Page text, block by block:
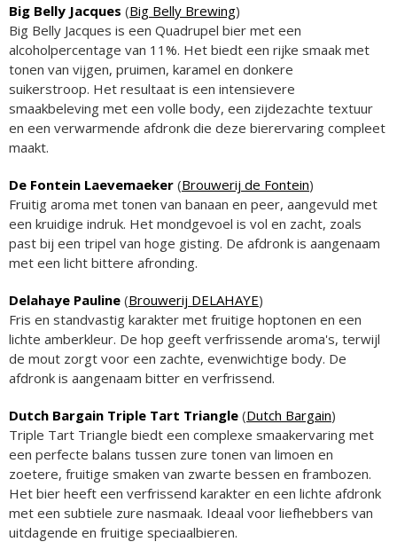
Big Belly Jacques (Big Belly Brewing)
Big Belly Jacques is een Quadrupel bier met een
alcoholpercentage van 11%. Het biedt een rijke smaak met
tonen van vijgen, pruimen, karamel en donkere
suikerstroop. Het resultaat is een intensievere
smaakbeleving met een volle body, een zijdezachte textuur
en een verwarmende afdronk die deze bierervaring compleet
maakt.
De Fontein Laevemaeker (Brouwerij de Fontein)
Fruitig aroma met tonen van banaan en peer, aangevuld met
een kruidige indruk. Het mondgevoel is vol en zacht, zoals
past bij een tripel van hoge gisting. De afdronk is aangenaam
met een licht bittere afronding.
Delahaye Pauline (Brouwerij DELAHAYE)
Fris en standvastig karakter met fruitige hoptonen en een
lichte amberkleur. De hop geeft verfrissende aroma's, terwijl
de mout zorgt voor een zachte, evenwichtige body. De
afdronk is aangenaam bitter en verfrissend.
Dutch Bargain Triple Tart Triangle (Dutch Bargain)
Triple Tart Triangle biedt een complexe smaakervaring met
een perfecte balans tussen zure tonen van limoen en
zoetere, fruitige smaken van zwarte bessen en frambozen.
Het bier heeft een verfrissend karakter en een lichte afdronk
met een subtiele zure nasmaak. Ideaal voor liefhebbers van
uitdagende en fruitige speciaalbieren.